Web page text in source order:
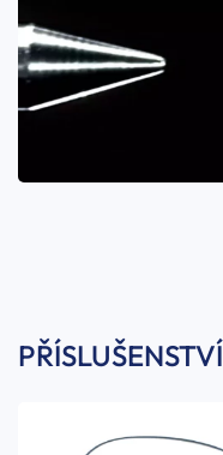
PŘÍSLUŠENSTVÍ